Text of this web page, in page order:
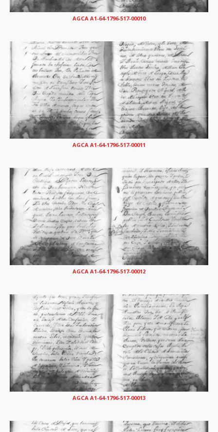
AGCA A1-64-1796-517-00010
AGCA A1-64-1796-517-00011
AGCA A1-64-1796-517-00012
AGCA A1-64-1796-517-00013